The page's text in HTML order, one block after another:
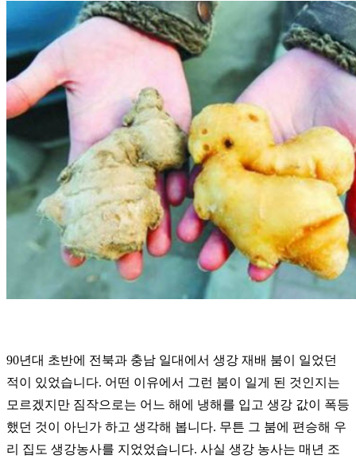
90년대 초반에 전북과 충남 일대에서 생강 재배 붐이 일었던
적이 있었습니다. 어떤 이유에서 그런 붐이 일게 된 것인지는
모르겠지만 짐작으로는 어느 해에 냉해를 입고 생강 값이 폭등
했던 것이 아닌가 하고 생각해 봅니다. 무튼 그 붐에 편승해 우
리 집도 생강농사를 지었었습니다. 사실 생강 농사는 매년 조